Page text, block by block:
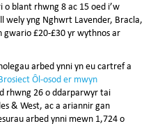
o blant rhwng 8 ac 15 oed i’w
wely yng Nghwrt Lavender, Bracla,
gwario £20-£30 yr wythnos ar
arbed ynni yn eu cartref a
Ôl-osod er mwyn
rhwng 26 o ddarparwyr tai
& West, ac a ariannir gan
arbed ynni mewn 1,724 o